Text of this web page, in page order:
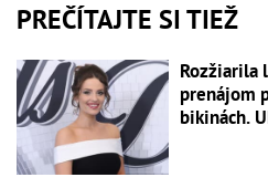
PREČÍTAJTE SI TIEŽ
Rozžiarila
prenájom
bikinách.